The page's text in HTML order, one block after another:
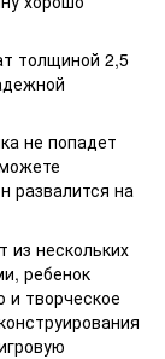
толщиной 2,5
не попадет
развалится на
из нескольких
ребенок
и творческое